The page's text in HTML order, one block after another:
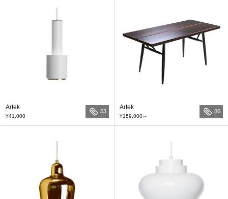
Artek
¥41,000
53
Artek
¥159,000～
86